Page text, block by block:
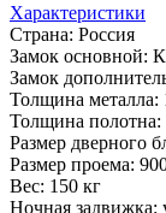
Характеристики
Страна: Россия
Замок основной:
Замок
Толщина металла:
Толщина полотна:
Размер дверного
Размер проема:
Вес: 150 кг
Ночная задвижка: